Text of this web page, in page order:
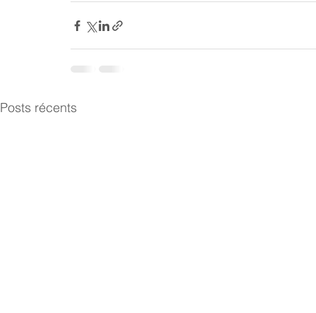
Posts récents